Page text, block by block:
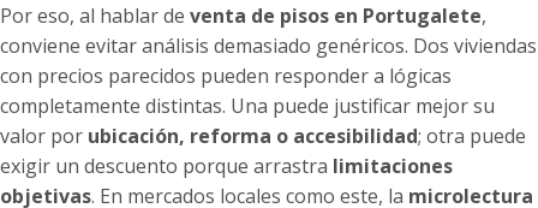
Por eso, al hablar de venta de pisos en Portugalete,
conviene evitar análisis demasiado genéricos. Dos viviendas
con precios parecidos pueden responder a lógicas
completamente distintas. Una puede justificar mejor su
valor por ubicación, reforma o accesibilidad; otra puede
exigir un descuento porque arrastra limitaciones
objetivas. En mercados locales como este, la microlectura